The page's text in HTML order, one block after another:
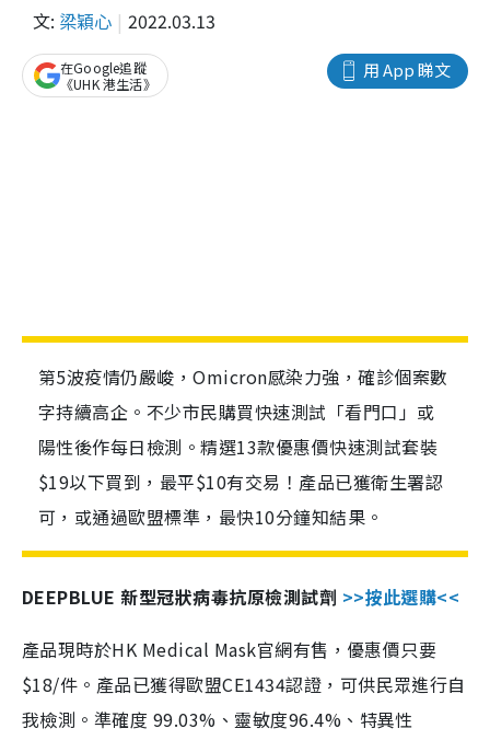
文: 梁穎心 2022.03.13
用 App 睇文
在Google追蹤
《UHK 港生活》
第5波疫情仍嚴峻，Omicron感染力強，確診個案數
字持續高企。不少市民購買快速測試「看門口」或
陽性後作每日檢測。精選13款優惠價快速測試套裝
$19以下買到，最平$10有交易！產品已獲衛生署認
可，或通過歐盟標準，最快10分鐘知結果。
DEEPBLUE 新型冠狀病毒抗原檢測試劑 >>按此選購<<
產品現時於HK Medical Mask官網有售，優惠價只要
$18/件。產品已獲得歐盟CE1434認證，可供民眾進行自
我檢測。準確度 99.03%、靈敏度96.4%、特異性